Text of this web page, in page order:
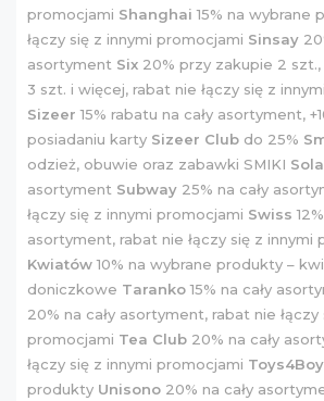
promocjami Shanghai 15% na wybrane
łączy się z innymi promocjami Sinsay
asortyment Six 20% przy zakupie 2
3 szt. i więcej, rabat nie łączy się z
Sizeer 15% rabatu na cały asortyment,
posiadaniu karty Sizeer Club do 25%
odzież, obuwie oraz zabawki SMIKI
asortyment Subway 25% na cały
łączy się z innymi promocjami Swiss
asortyment, rabat nie łączy się z innymi
Kwiatów10% na wybrane produkty –
doniczkowe Taranko15% na cały
20% na cały asortyment, rabat nie łączy
promocjami Tea Club 20% na cały
łączy się z innymi promocjami
produkty Unisono 20% na cały